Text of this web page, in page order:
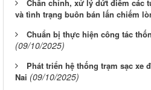
Chấn chỉnh, xử lý dứt điểm các
và tình trạng buôn bán lấn chiếm
Chuẩn bị thực hiện công tác
(09/10/2025)
Phát triển hệ thống trạm sạc xe
Nai (09/10/2025)